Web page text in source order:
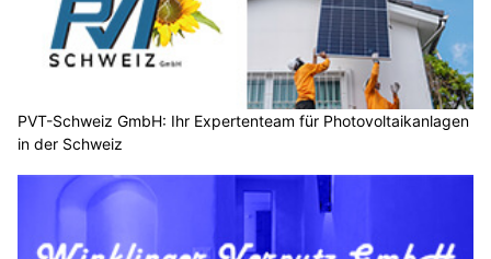
PVT-Schweiz GmbH: Ihr Expertenteam für Photovoltaikanlagen
in der Schweiz